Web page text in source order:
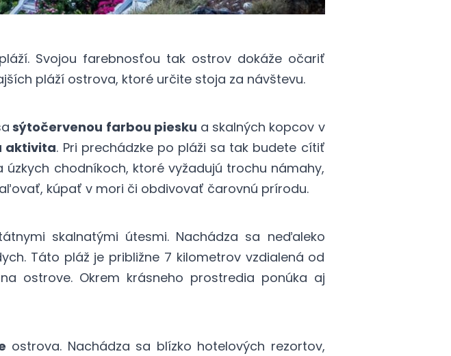
Svojou farebnosťou tak ostrov dokáže očariť
pláží ostrova, ktoré určite stoja za návštevu.
sýtočervenou farbou piesku a skalných kopcov v
aktivita. Pri prechádzke po pláži sa tak budete cítiť
chodníkoch, ktoré vyžadujú trochu námahy,
kúpať v mori či obdivovať čarovnú prírodu.
skalnatými útesmi. Nachádza sa neďaleko
Táto pláž je približne 7 kilometrov vzdialená od
na ostrove. Okrem krásneho prostredia ponúka aj
ostrova. Nachádza sa blízko hotelových rezortov,